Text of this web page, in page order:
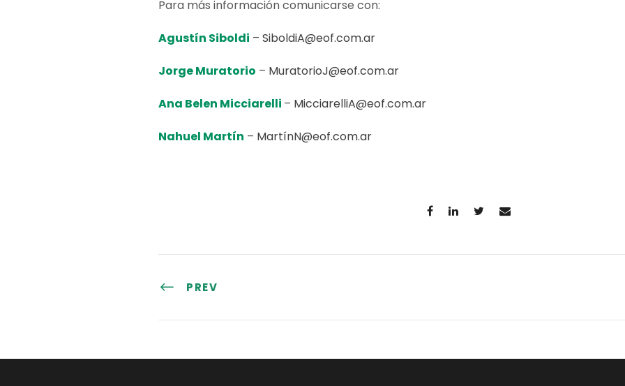
Para más información comunicarse con:
Agustín Siboldi – SiboldiA@eof.com.ar
Jorge Muratorio – MuratorioJ@eof.com.ar
Ana Belen Micciarelli – MicciarelliA@eof.com.ar
Nahuel Martín – MartínN@eof.com.ar
PREV